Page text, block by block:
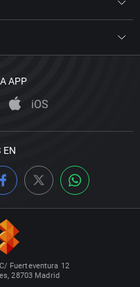
APP
iOS
EN
Fuerteventura 12
28703 Madrid